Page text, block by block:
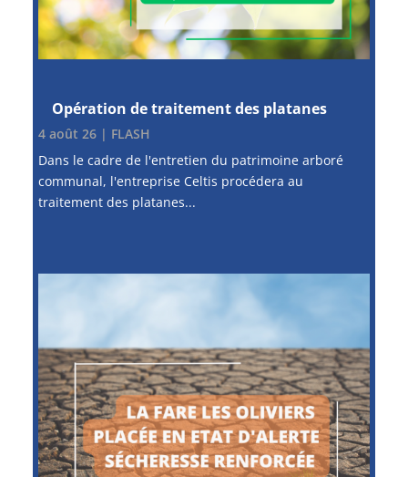
Opération de traitement des platanes
4 août 26| FLASH
Dans le cadre de l'entretien du patrimoine arboré
communal, l'entreprise Celtis procédera au
traitement des platanes...